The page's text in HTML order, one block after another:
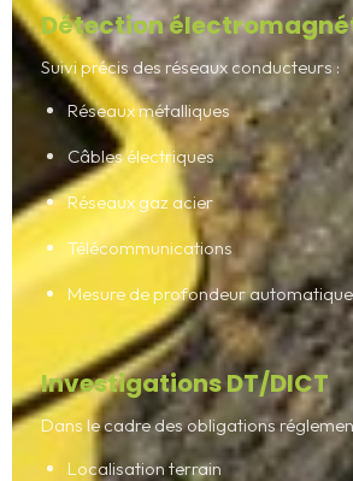
Détection
Suivi précis des réseaux conducteurs :
Réseaux métalliques
Câbles électriques
Réseaux gaz acier
Télécommunications
Mesure de profondeur automatique
Investigations DT/DICT
Dans le cadre des obligations
Localisation terrain